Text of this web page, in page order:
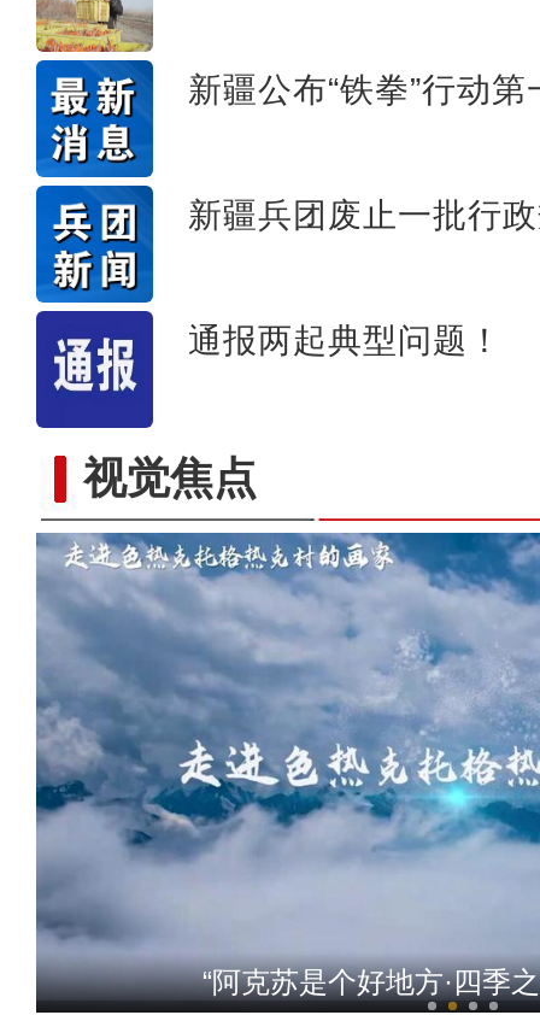
新疆公布“铁拳”行动
新疆兵团废止一批行
通报两起典型问题！
视觉焦点“阿克苏是个好地方·四季
十年·数说 经济